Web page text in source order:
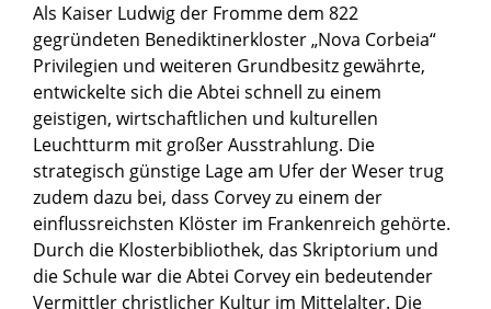
Als Kaiser Ludwig der Fromme dem 822
gegründeten Benediktinerkloster „Nova Corbeia“
Privilegien und weiteren Grundbesitz gewährte,
entwickelte sich die Abtei schnell zu einem
geistigen, wirtschaftlichen und kulturellen
Leuchtturm mit großer Ausstrahlung. Die
strategisch günstige Lage am Ufer der Weser trug
zudem dazu bei, dass Corvey zu einem der
einflussreichsten Klöster im Frankenreich gehörte.
Durch die Klosterbibliothek, das Skriptorium und
die Schule war die Abtei Corvey ein bedeutender
Vermittler christlicher Kultur im Mittelalter. Die